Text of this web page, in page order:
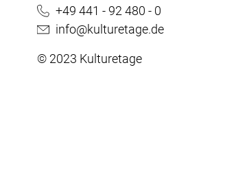
+49 441 - 92 480 - 0
info@kulturetage.de
© 2023 Kulturetage